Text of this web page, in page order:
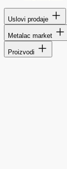
Uslovi prodaje
Metalac market
Proizvodi